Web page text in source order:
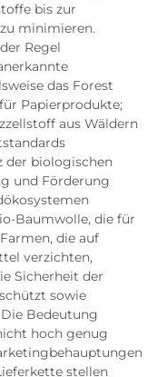
bis zur
minimieren.
Regel
das Forest
Papierprodukte;
aus Wäldern
der biologischen
und Förderung
Baumwolle, die für
die auf
verzichten,
Sicherheit der
sowie
Bedeutung
hoch genug
stellen